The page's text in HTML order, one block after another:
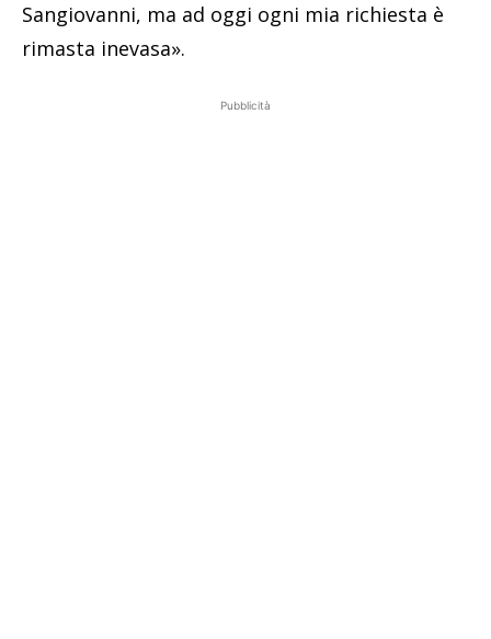
Sangiovanni, ma ad oggi ogni mia richiesta è
rimasta inevasa».
Pubblicità